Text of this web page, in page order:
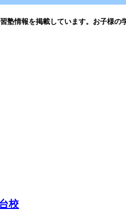
塾情報を掲載しています。お子様の
校